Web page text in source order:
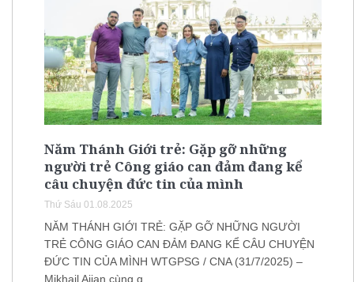
Năm Thánh Giới trẻ: Gặp gỡ những
người trẻ Công giáo can đảm đang kể
câu chuyện đức tin của mình
Thứ Sáu 01.08.2025
NĂM THÁNH GIỚI TRẺ: GẶP GỠ NHỮNG NGƯỜI
TRẺ CÔNG GIÁO CAN ĐẢM ĐANG KỂ CÂU CHUYỆN
ĐỨC TIN CỦA MÌNH WTGPSG / CNA (31/7/2025) –
Mikhail Ajjan cùng g